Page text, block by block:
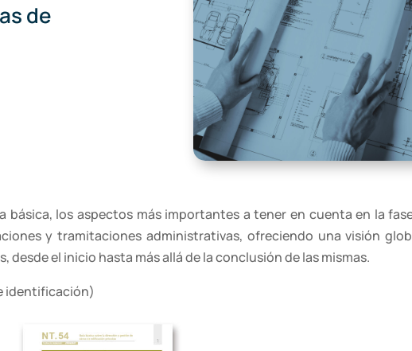
de
básica, los aspectos más importantes a tener en cuenta en la
y tramitaciones administrativas, ofreciendo una visión
desde el inicio hasta más allá de la conclusión de las mismas.
identificación)